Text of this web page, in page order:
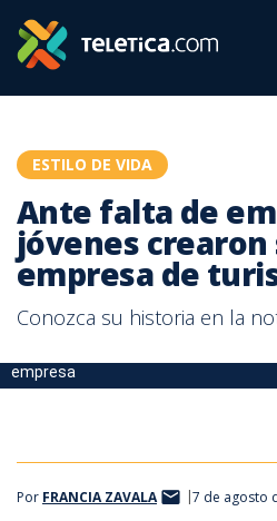
ESTILO DE VIDA
Ante falta de
jóvenes
empresa de
Conozca su historia en la
empresa
Por FRANCIA ZAVALA 7 de agosto